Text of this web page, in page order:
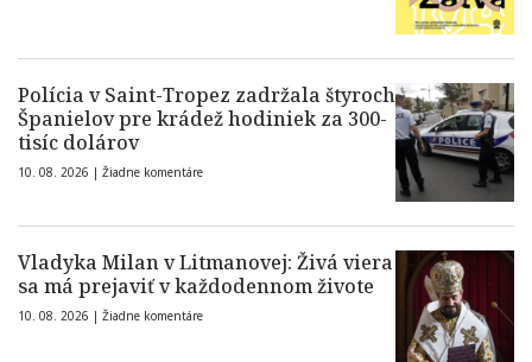
Polícia v Saint-Tropez zadržala štyroch
Španielov pre krádež hodiniek za 300-
tisíc dolárov
10. 08. 2026 | Žiadne komentáre
Vladyka Milan v Litmanovej: Živá viera
sa má prejaviť v každodennom živote
10. 08. 2026 | Žiadne komentáre